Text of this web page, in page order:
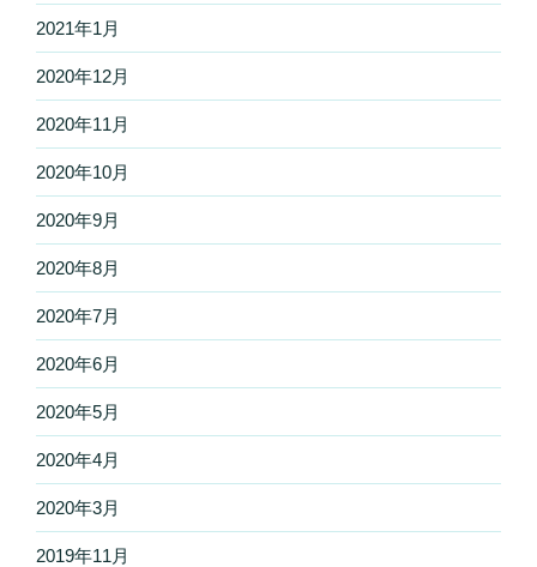
2021年1月
2020年12月
2020年11月
2020年10月
2020年9月
2020年8月
2020年7月
2020年6月
2020年5月
2020年4月
2020年3月
2019年11月